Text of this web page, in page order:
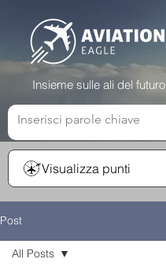
Visualizza punti
Insieme sulle ali del futuro
Post
All Posts